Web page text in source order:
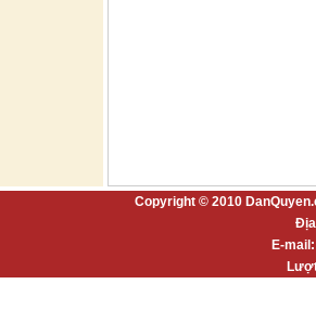
Copyright © 2010
E-